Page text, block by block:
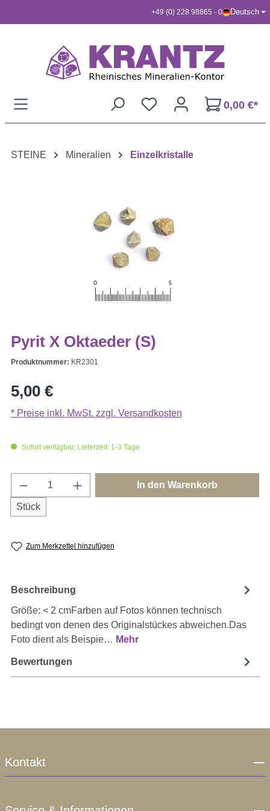
+49 (0) 228 98865 - 0 Deutsch
0,00 €*
STEINE Mineralien Einzelkristalle
Pyrit X Oktaeder (S)
Produktnummer: KR2301
Regulärer Preis:
5,00 €
* Preise inkl. MwSt. zzgl. Versandkosten
Sofort verfügbar, Lieferzeit: 1-3 Tage
Produkt Anzahl: Gib den gewünschten
Stück
In den Warenkorb
Zum Merkzettel hinzufügen
Beschreibung
Größe: < 2 cmFarben auf Fotos können technisch
bedingt von denen des Originalstückes abweichen.Das
Foto dient als Beispie… Mehr
Bewertungen
Kontakt